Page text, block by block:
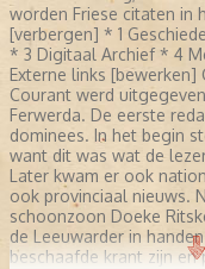
worden Friese citaten in
[verbergen] * 1
* 3 Digitaal Archief * 4
Externe links [bewerken]
Courant werd
Ferwerda. De eerste
dominees. In het begin
want dit was wat de
Later kwam er ook
ook provinciaal nieuws.
schoonzoon Doeke
de Leeuwarder in
beschaafde krant zijn